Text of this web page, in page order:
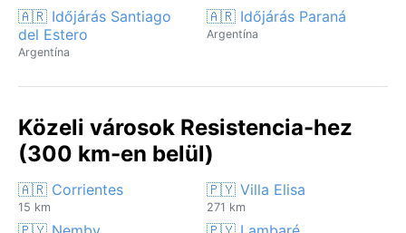
🇦🇷 Időjárás Santiago
del Estero
Argentína
🇦🇷 Időjárás Paraná
Argentína
Közeli városok Resistencia-hez
(300 km-en belül)
🇦🇷 Corrientes
15 km
🇵🇾 Villa Elisa
271 km